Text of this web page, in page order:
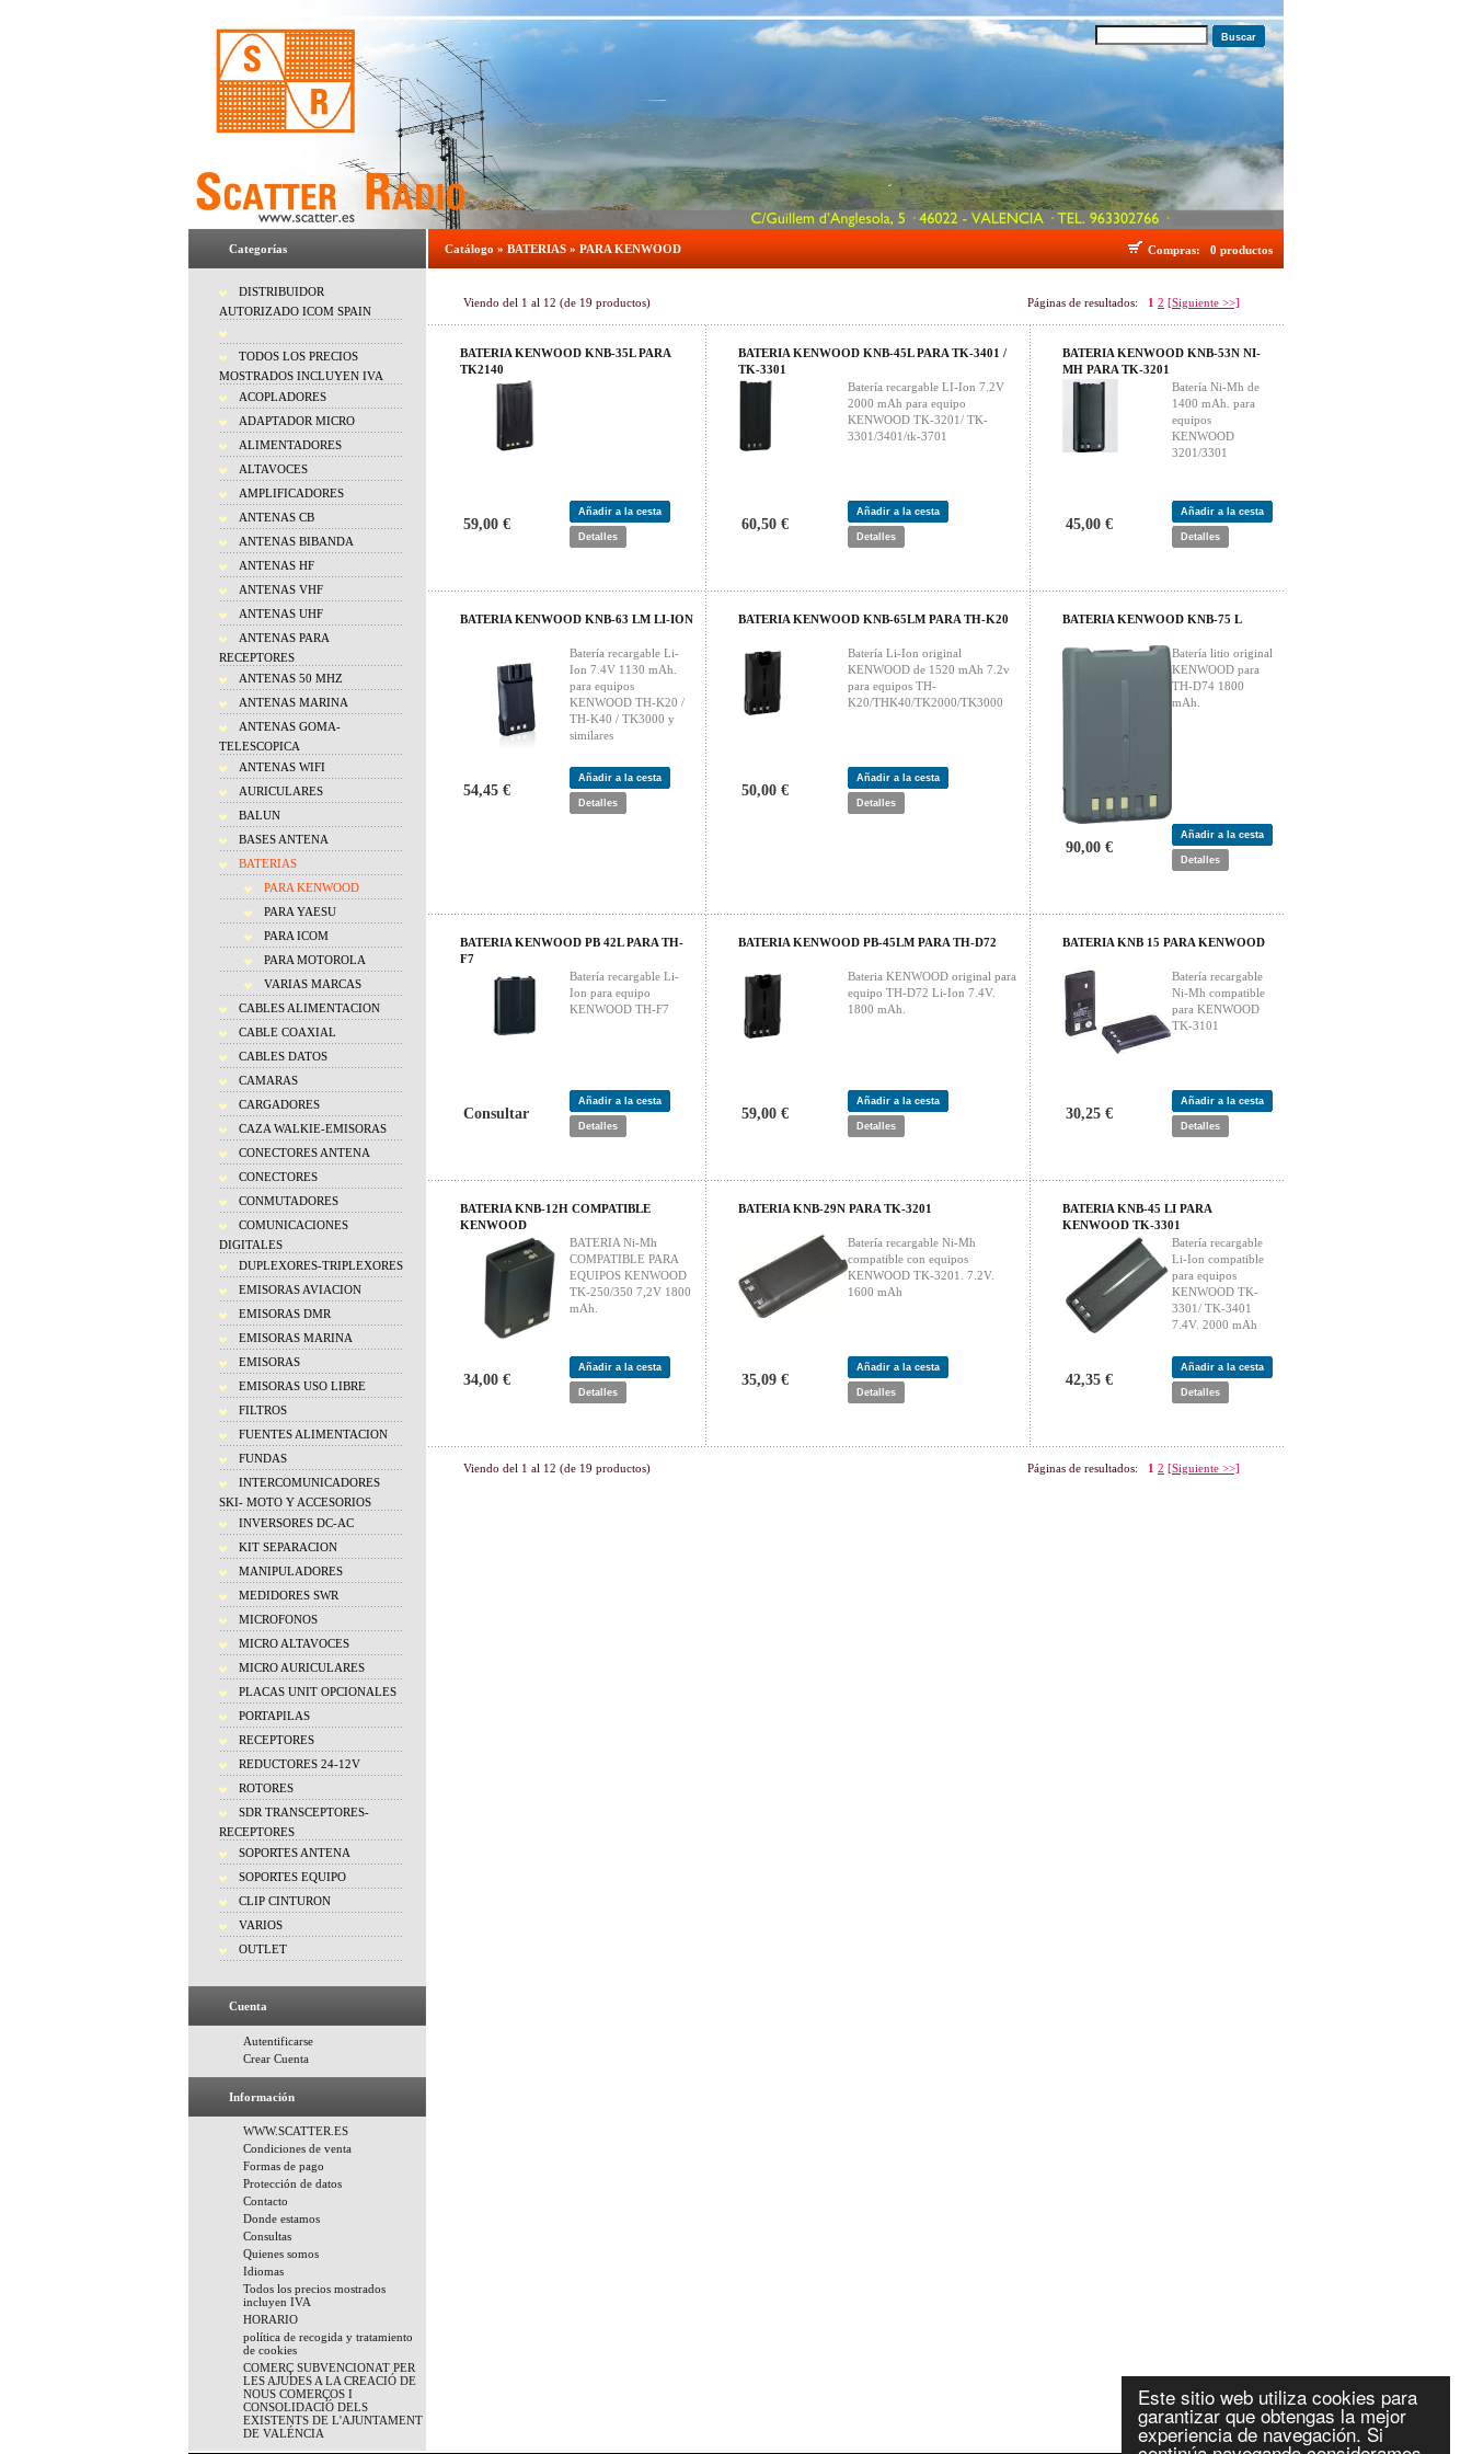
Este sitio web utiliza cookies para
garantizar que obtengas la mejor
experiencia de navegación. Si
Buscar
Categorías
DISTRIBUIDOR
AUTORIZADO ICOM SPAIN
TODOS LOS PRECIOS
MOSTRADOS INCLUYEN IVA
ACOPLADORES
ADAPTADOR MICRO
ALIMENTADORES
ALTAVOCES
AMPLIFICADORES
ANTENAS CB
ANTENAS BIBANDA
ANTENAS HF
ANTENAS VHF
ANTENAS UHF
ANTENAS PARA
RECEPTORES
ANTENAS 50 MHZ
ANTENAS MARINA
ANTENAS GOMA-
TELESCOPICA
ANTENAS WIFI
AURICULARES
BALUN
BASES ANTENA
BATERIAS
PARA KENWOOD
PARA YAESU
PARA ICOM
PARA MOTOROLA
VARIAS MARCAS
CABLES ALIMENTACION
CABLE COAXIAL
CABLES DATOS
CAMARAS
CARGADORES
CAZA WALKIE-EMISORAS
CONECTORES ANTENA
CONECTORES
CONMUTADORES
COMUNICACIONES
DIGITALES
DUPLEXORES-TRIPLEXORES
EMISORAS AVIACION
EMISORAS DMR
EMISORAS MARINA
EMISORAS
EMISORAS USO LIBRE
FILTROS
FUENTES ALIMENTACION
FUNDAS
INTERCOMUNICADORES
SKI- MOTO Y ACCESORIOS
INVERSORES DC-AC
KIT SEPARACION
MANIPULADORES
MEDIDORES SWR
MICROFONOS
MICRO ALTAVOCES
MICRO AURICULARES
PLACAS UNIT OPCIONALES
PORTAPILAS
RECEPTORES
REDUCTORES 24-12V
ROTORES
SDR TRANSCEPTORES-
RECEPTORES
SOPORTES ANTENA
SOPORTES EQUIPO
CLIP CINTURON
VARIOS
OUTLET
Cuenta
Autentificarse
Crear Cuenta
Información
WWW.SCATTER.ES
Condiciones de venta
Formas de pago
Protección de datos
Contacto
Donde estamos
Consultas
Quienes somos
Idiomas
Todos los precios mostrados
incluyen IVA
HORARIO
política de recogida y tratamiento
de cookies
COMERÇ SUBVENCIONAT PER
LES AJUDES A LA CREACIÓ DE
NOUS COMERÇOS I
CONSOLIDACIÓ DELS
EXISTENTS DE L'AJUNTAMENT
DE VALÉNCIA
Catálogo » BATERIAS » PARA KENWOOD Compras: 0 productos
Viendo del 1 al 12 (de 19 productos) Páginas de resultados: 1 2 [Siguiente >>]
BATERIA KENWOOD KNB-35L PARA
TK2140
59,00 €
Añadir a la cesta
Detalles
BATERIA KENWOOD KNB-45L PARA TK-3401 /
TK-3301
Batería recargable LI-Ion 7.2V
2000 mAh para equipo
KENWOOD TK-3201/ TK-
3301/3401/tk-3701
60,50 €
Añadir a la cesta
Detalles
BATERIA KENWOOD KNB-53N NI-
MH PARA TK-3201
Batería Ni-Mh de
1400 mAh. para
equipos
KENWOOD
3201/3301
45,00 €
Añadir a la cesta
Detalles
BATERIA KENWOOD KNB-63 LM LI-ION
Batería recargable Li-
Ion 7.4V 1130 mAh.
para equipos
KENWOOD TH-K20 /
TH-K40 / TK3000 y
similares
54,45 €
Añadir a la cesta
Detalles
BATERIA KENWOOD KNB-65LM PARA TH-K20
Batería Li-Ion original
KENWOOD de 1520 mAh 7.2v
para equipos TH-
K20/THK40/TK2000/TK3000
50,00 €
Añadir a la cesta
Detalles
BATERIA KENWOOD KNB-75 L
Batería litio original
KENWOOD para
TH-D74 1800
mAh.
90,00 €
Añadir a la cesta
Detalles
BATERIA KENWOOD PB 42L PARA TH-
F7
Batería recargable Li-
Ion para equipo
KENWOOD TH-F7
Consultar
Añadir a la cesta
Detalles
BATERIA KENWOOD PB-45LM PARA TH-D72
Bateria KENWOOD original para
equipo TH-D72 Li-Ion 7.4V.
1800 mAh.
59,00 €
Añadir a la cesta
Detalles
BATERIA KNB 15 PARA KENWOOD
Batería recargable
Ni-Mh compatible
para KENWOOD
TK-3101
30,25 €
Añadir a la cesta
Detalles
BATERIA KNB-12H COMPATIBLE
KENWOOD
BATERIA Ni-Mh
COMPATIBLE PARA
EQUIPOS KENWOOD
TK-250/350 7,2V 1800
mAh.
34,00 €
Añadir a la cesta
Detalles
BATERIA KNB-29N PARA TK-3201
Batería recargable Ni-Mh
compatible con equipos
KENWOOD TK-3201. 7.2V.
1600 mAh
35,09 €
Añadir a la cesta
Detalles
BATERIA KNB-45 LI PARA
KENWOOD TK-3301
Batería recargable
Li-Ion compatible
para equipos
KENWOOD TK-
3301/ TK-3401
7.4V. 2000 mAh
42,35 €
Añadir a la cesta
Detalles
Viendo del 1 al 12 (de 19 productos) Páginas de resultados: 1 2 [Siguiente >>]